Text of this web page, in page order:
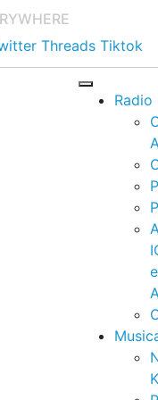
Threads Tiktok
Radio
e